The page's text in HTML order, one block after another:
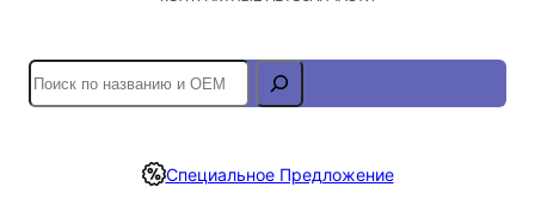
S
e
r
Специальное Предложение